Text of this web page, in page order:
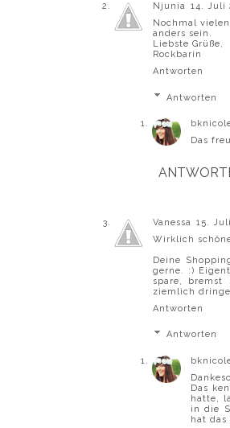
Njunia 14. Juli
Nochmal
anders sein.
Liebste Grüße,
Rockbarin
Antworten
Antworten
Das
Vanessa 15.
Wirklich
Deine
gerne. :)
spare,
ziemlich
Antworten
Antworten
Das
hatte,
in die
hat das